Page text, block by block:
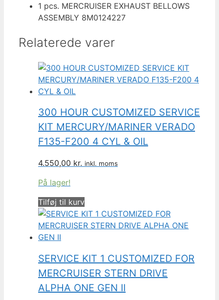
1 pcs. MERCRUISER EXHAUST BELLOWS
ASSEMBLY 8M0124227
Relaterede varer
300 HOUR CUSTOMIZED SERVICE
KIT MERCURY/MARINER VERADO
F135-F200 4 CYL & OIL
4.550,00 kr. inkl. moms
På lager!
Tilføj til kurv
SERVICE KIT 1 CUSTOMIZED FOR
MERCRUISER STERN DRIVE
ALPHA ONE GEN II